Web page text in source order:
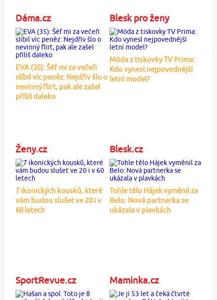
Dáma.cz
EVA (35): Šéf mi za večeři
slíbil víc peněz: Nejdřív šlo o
nevinný flirt, pak ale zašel
příliš daleko
Blesk pro ženy
Móda z tiskovky TV Prima:
Kdo vynesl nejpovednější
letní model?
Ženy.cz
7 ikonických kousků, které
vám budou slušet ve 20 i v
60 letech
Blesk.cz
Tohle tělo Hájek vyměnil za
Belo: Nová partnerka se
ukázala v plavkách
SportRevue.cz Maminka.cz